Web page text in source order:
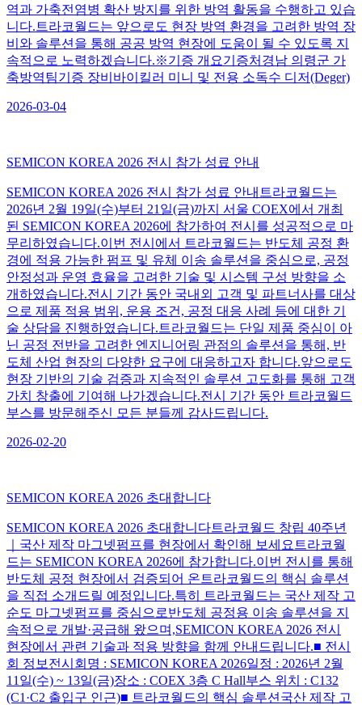
역과 가축전염병 확산 방지를 위한 방역 활동을 수행하고 있습
니다.트라코월드는 앞으로도 현장 방역 환경을 고려한 방역 장
비와 솔루션을 통해 공공 방역 현장에 도움이 될 수 있도록 지
속적으로 노력하겠습니다.※기증 개요기증처경남 의령군 가
축방역팀기증 장비바이킬러 미니 및 전용 소독수 디저(Deger)
2026-03-04
SEMICON KOREA 2026 전시 참가 성료 안내
SEMICON KOREA 2026 전시 참가 성료 안내트라코월드는
2026년 2월 19일(수)부터 21일(금)까지 서울 COEX에서 개최
된 SEMICON KOREA 2026에 참가하여 전시를 성공적으로 마
무리하였습니다.이번 전시에서 트라코월드는 반도체 공정 환
경에 적용 가능한 펌프 및 유체 이송 솔루션을 중심으로, 공정
안정성과 운영 효율을 고려한 기술 및 시스템 구성 방향을 소
개하였습니다.전시 기간 동안 국내외 고객 및 파트너사를 대상
으로 제품 적용 범위, 운용 조건, 공정 대응 사례 등에 대한 기
술 상담을 진행하였습니다.트라코월드는 단일 제품 중심이 아
닌 공정 전반을 고려한 엔지니어링 관점의 솔루션을 통해, 반
도체 산업 현장의 다양한 요구에 대응하고자 합니다.앞으로도
현장 기반의 기술 검증과 지속적인 솔루션 고도화를 통해 고객
가치 창출에 기여해 나가겠습니다.전시 기간 동안 트라코월드
부스를 방문해주신 모든 분들께 감사드립니다.
2026-02-20
SEMICON KOREA 2026 초대합니다
SEMICON KOREA 2026 초대합니다트라코월드 창립 40주년
｜국산 제작 마그넷펌프를 현장에서 확인해 보세요트라코월
드는 SEMICON KOREA 2026에 참가합니다.이번 전시를 통해
반도체 공정 현장에서 검증되어 온트라코월드의 핵심 솔루션
을 직접 소개드릴 예정입니다.특히 트라코월드는 국산 제작 고
순도 마그넷펌프를 중심으로반도체 공정용 이송 솔루션을 지
속적으로 개발·공급해 왔으며,SEMICON KOREA 2026 전시
현장에서 관련 기술과 적용 방향을 함께 안내드립니다.■ 전시
회 정보전시회명 : SEMICON KOREA 2026일정 : 2026년 2월
11일(수) ~ 13일(금)장소 : COEX 3층 C Hall부스 위치 : C132
(C1·C2 출입구 인근)■ 트라코월드의 핵심 솔루션국산 제작 고